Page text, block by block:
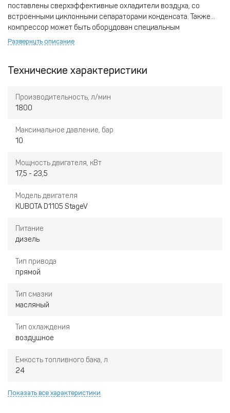
поставлены сверхэффективные охладители воздуха, со
встроенными циклонными сепараторами конденсата. Также
компрессор может быть оборудован специальным
экономайзером, который обеспечивает получение ультра-
Развернуть описание
Технические характеристики
Производительность, л/мин
1800
Максимальное давление, бар
10
Мощность двигателя, кВт
17,5 - 23,5
Модель двигателя
KUBOTA D1105 StageV
Питание
дизель
Тип привода
прямой
Тип смазки
масляный
Тип охлаждения
воздушное
Емкость топливного бака, л
24
Показать все характеристики